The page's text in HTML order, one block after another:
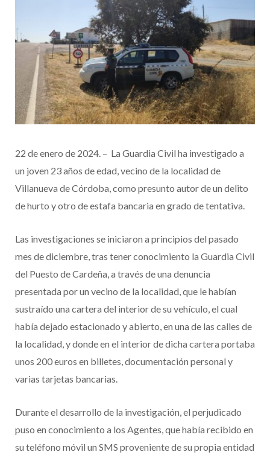
22 de enero de 2024. – La Guardia Civil ha investigado a
un joven 23 años de edad, vecino de la localidad de
Villanueva de Córdoba, como presunto autor de un delito
de hurto y otro de estafa bancaria en grado de tentativa.
Las investigaciones se iniciaron a principios del pasado
mes de diciembre, tras tener conocimiento la Guardia Civil
del Puesto de Cardeña, a través de una denuncia
presentada por un vecino de la localidad, que le habían
sustraído una cartera del interior de su vehículo, el cual
había dejado estacionado y abierto, en una de las calles de
la localidad, y donde en el interior de dicha cartera portaba
unos 200 euros en billetes, documentación personal y
varias tarjetas bancarias.
Durante el desarrollo de la investigación, el perjudicado
puso en conocimiento a los Agentes, que había recibido en
su teléfono móvil un SMS proveniente de su propia entidad